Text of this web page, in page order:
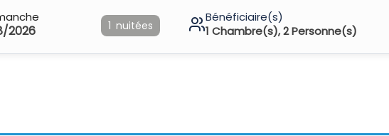
2026 1 nuitées
Bénéficiaire(s)
1 Chambre(s),2Personne(s)